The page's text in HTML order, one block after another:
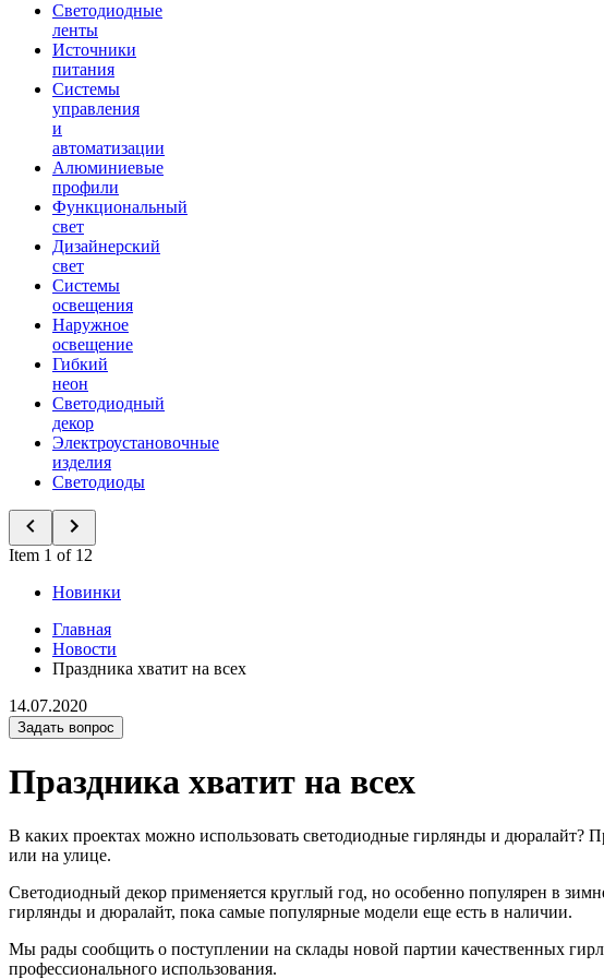
Светодиодные
ленты
Источники
питания
Системы
управления
и
автоматизации
Алюминиевые
профили
Функциональный
свет
Дизайнерский
свет
Системы
освещения
Наружное
освещение
Гибкий
неон
Светодиодный
декор
Электроустановочные
изделия
Светодиоды
Item 1 of 12
Новинки
Главная
Новости
Праздника хватит на всех
14.07.2020
Задать вопрос
Праздника хватит на всех
В каких проектах можно использовать светодиодные гирлянды и дюралайт?
или на улице.
Светодиодный декор применяется круглый год, но особенно популярен в
гирлянды и дюралайт, пока самые популярные модели еще есть в наличии.
Мы рады сообщить о поступлении на склады новой партии качественных
профессионального использования.